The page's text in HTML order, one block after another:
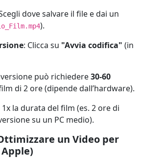
dove salvare il file e dai un
).
: Clicca su "Avvia codifica" (in
può richiedere30-60
di 2 ore (dipende dall’hardware).
1x la durata del film (es. 2 ore di
su un PC medio).
un Video per